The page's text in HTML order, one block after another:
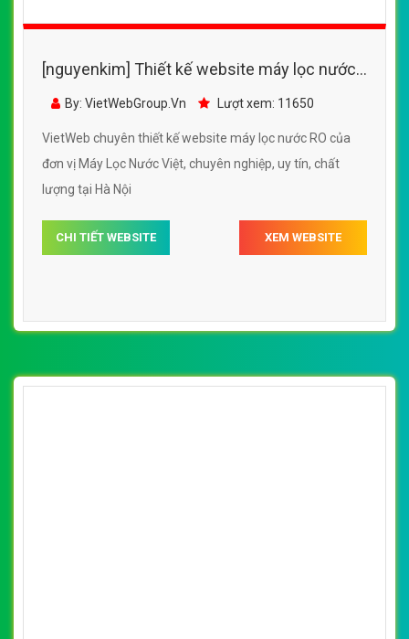
[nguyenkim] Thiết kế website máy lọc nước
RO của đơn vị Máy Lọc Nước Việt
By: VietWebGroup.Vn Lượt xem: 11650
VietWeb chuyên thiết kế website máy lọc nước RO của
đơn vị Máy Lọc Nước Việt, chuyên nghiệp, uy tín, chất
lượng tại Hà Nội
CHI TIẾT WEBSITE XEM WEBSITE